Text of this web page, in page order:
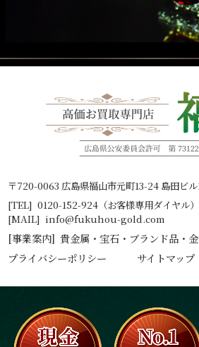
〒720-0063 広島県福山市元町13-24 島田ビル
[TEL] 0120-152-924（お客様専用ダイヤル）
[MAIL] info@fukuhou-gold.com
[事業案内] 貴金属・宝石 ・ ブランド品・ 金
プライバシーポリシー
サイトマップ